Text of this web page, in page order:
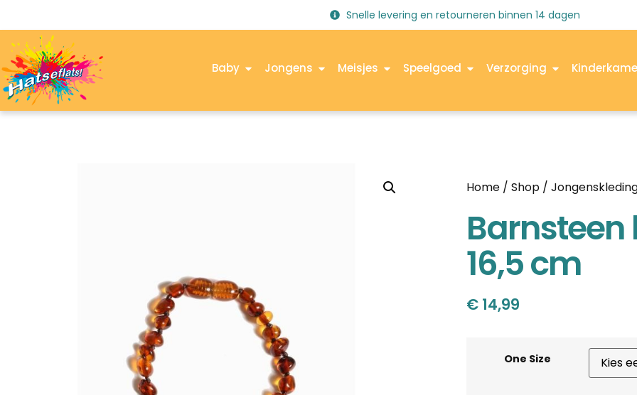
Snelle levering en retourneren binnen 14 dagen
Baby Jongens Meisjes Speelgoed Verzorging
Home / Shop /
16,5 cm
€ 14,99
One Size